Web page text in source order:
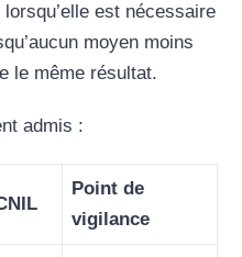
lorsqu’elle est nécessaire
moyen moins
le même résultat.
admis :
Point de
vigilance